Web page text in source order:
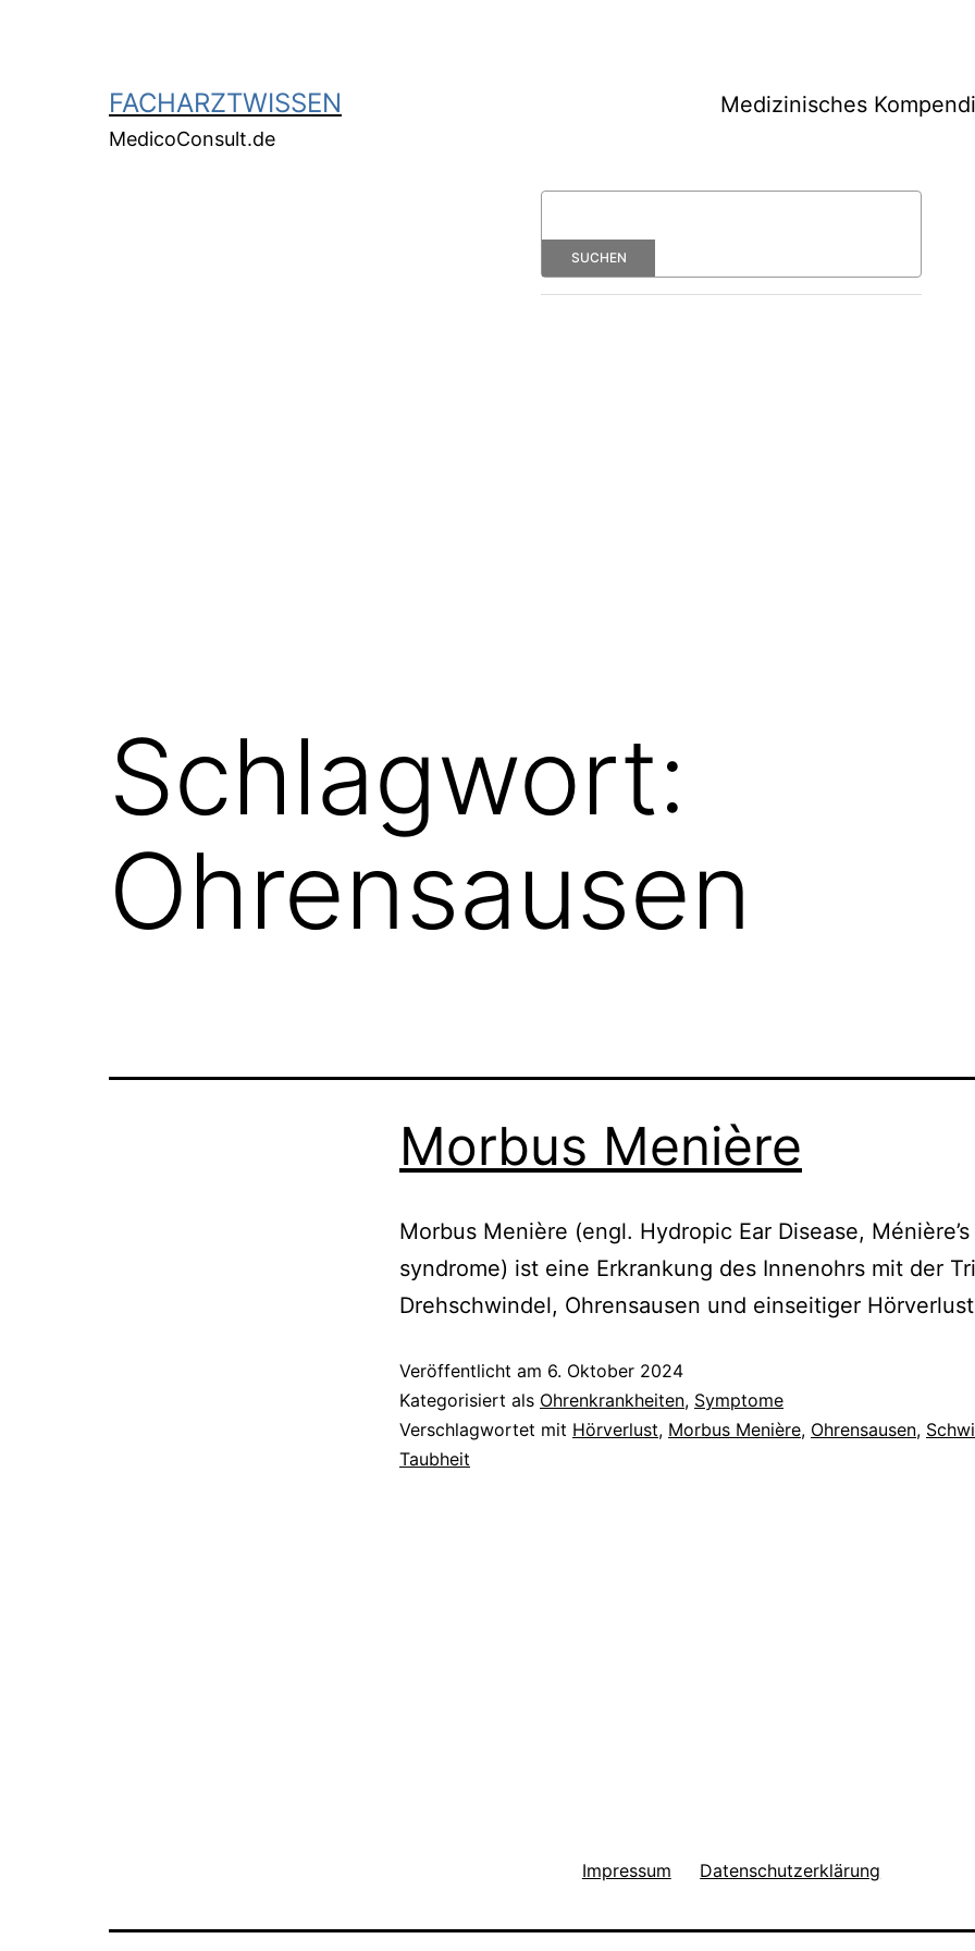
FACHARZTWISSEN
MedicoConsult.de
Medizinisches
Schlagwort:
Ohrensausen
Morbus Menière
Morbus Menière (engl. Hydropic Ear Disease, Ménière’s
syndrome) ist eine Erkrankung des Innenohrs mit der
Drehschwindel, Ohrensausen und einseitiger
Veröffentlicht am 6. Oktober 2024
Kategorisiert als Ohrenkrankheiten, Symptome
Verschlagwortet mit Hörverlust, Morbus Menière, Ohrensausen,
Taubheit
Impressum Datenschutzerklärung